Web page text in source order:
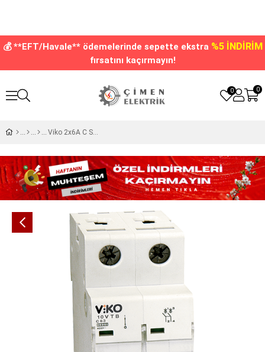
💰 **EFT/Havale** ödemelerinde sepette ekstra %5 İNDİRİM
fırsatını kaçırmayın!
0
0
Viko 2x6A C Serisi 10kA Otomatik Sigorta 10VTB-2C06